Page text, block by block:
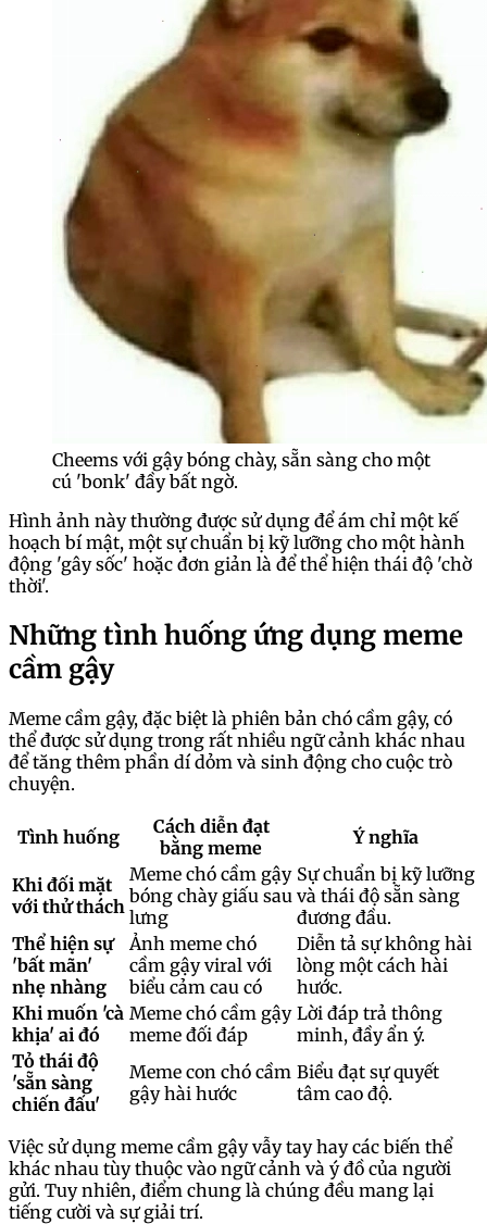
Cheems với gậy bóng chày, sẵn sàng cho một
cú 'bonk' đầy bất ngờ.
Hình ảnh này thường được sử dụng để ám chỉ một kế
hoạch bí mật, một sự chuẩn bị kỹ lưỡng cho một hành
động 'gây sốc' hoặc đơn giản là để thể hiện thái độ 'chờ
thời'.
Những tình huống ứng dụng meme
cầm gậy
Meme cầm gậy, đặc biệt là phiên bản chó cầm gậy, có
thể được sử dụng trong rất nhiều ngữ cảnh khác nhau
để tăng thêm phần dí dỏm và sinh động cho cuộc trò
chuyện.
Tình huống
Cách diễn đạt
bằng meme
Ý nghĩa
Khi đối mặt
với thử thách
Meme chó cầm gậy
bóng chày giấu sau
lưng
Sự chuẩn bị kỹ lưỡng
và thái độ sẵn sàng
đương đầu.
Thể hiện sự
'bất mãn'
nhẹ nhàng
Ảnh meme chó
cầm gậy viral với
biểu cảm cau có
Diễn tả sự không hài
lòng một cách hài
hước.
Khi muốn 'cà
khịa' ai đó
Meme chó cầm gậy
meme đối đáp
Lời đáp trả thông
minh, đầy ẩn ý.
Tỏ thái độ
'sẵn sàng
chiến đấu'
Meme con chó cầm
gậy hài hước
Biểu đạt sự quyết
tâm cao độ.
Việc sử dụng meme cầm gậy vẫy tay hay các biến thể
khác nhau tùy thuộc vào ngữ cảnh và ý đồ của người
gửi. Tuy nhiên, điểm chung là chúng đều mang lại
tiếng cười và sự giải trí.